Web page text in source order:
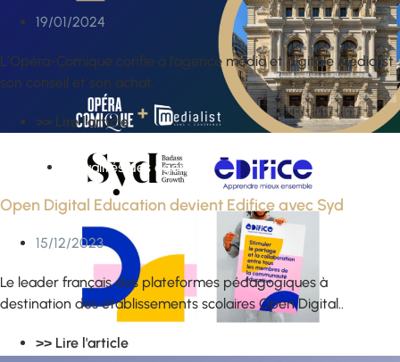
19/01/2024
L’Opéra-Comique confie à l’agence média et digitale Medialist
son conseil et son achat..
>> Lire l'article
Actualités des agences
Open Digital Education devient Edifice avec Syd
15/12/2023
Le leader français des plateformes pédagogiques à
destination des établissements scolaires Open Digital..
>> Lire l'article